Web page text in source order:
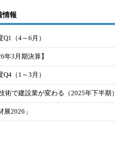
情報
（4～6月）
年3月期決算】
（1～3月）
で建設業が変わる（2025年下半期）
2026」